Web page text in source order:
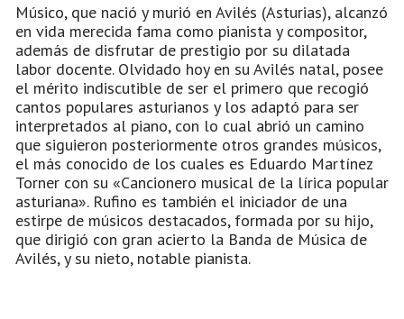
Músico, que nació y murió en Avilés (Asturias), alcanzó
en vida merecida fama como pianista y compositor,
además de disfrutar de prestigio por su dilatada
labor docente. Olvidado hoy en su Avilés natal, posee
el mérito indiscutible de ser el primero que recogió
cantos populares asturianos y los adaptó para ser
interpretados al piano, con lo cual abrió un camino
que siguieron posteriormente otros grandes músicos,
el más conocido de los cuales es Eduardo Martínez
Torner con su «Cancionero musical de la lírica popular
asturiana». Rufino es también el iniciador de una
estirpe de músicos destacados, formada por su hijo,
que dirigió con gran acierto la Banda de Música de
Avilés, y su nieto, notable pianista.